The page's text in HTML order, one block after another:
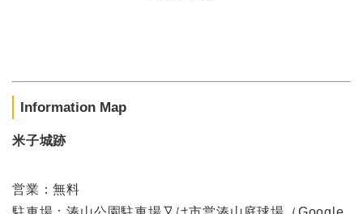
Information Map
米子城跡
営業：無料